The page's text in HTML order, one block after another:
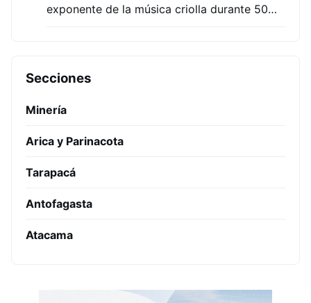
exponente de la música criolla durante 50…
Secciones
Minería
Arica y Parinacota
Tarapacá
Antofagasta
Atacama